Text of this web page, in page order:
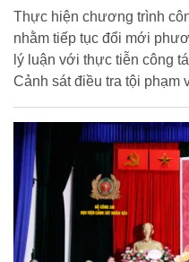
Thực hiện chương trình
nhằm tiếp tục đổi mới
lý luận với thực tiễn công
Cảnh sát điều tra tội phạm
quan, kiến tập cho các học
Tràng, huyện Gia Lâm, Hà